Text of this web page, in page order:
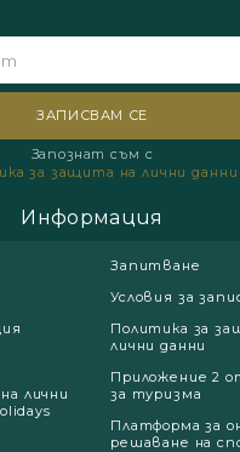
Запознат съм с
за защита на лични данни
Информация
Запитване
Условия за
Политика за
лични данни
лични
Приложение 2
за туризма
Платформа за
решаване на